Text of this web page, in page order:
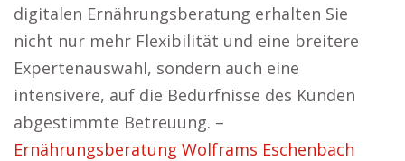
digitalen Ernährungsberatung erhalten Sie
nicht nur mehr Flexibilität und eine breitere
Expertenauswahl, sondern auch eine
intensivere, auf die Bedürfnisse des Kunden
abgestimmte Betreuung. –
Ernährungsberatung Wolframs Eschenbach